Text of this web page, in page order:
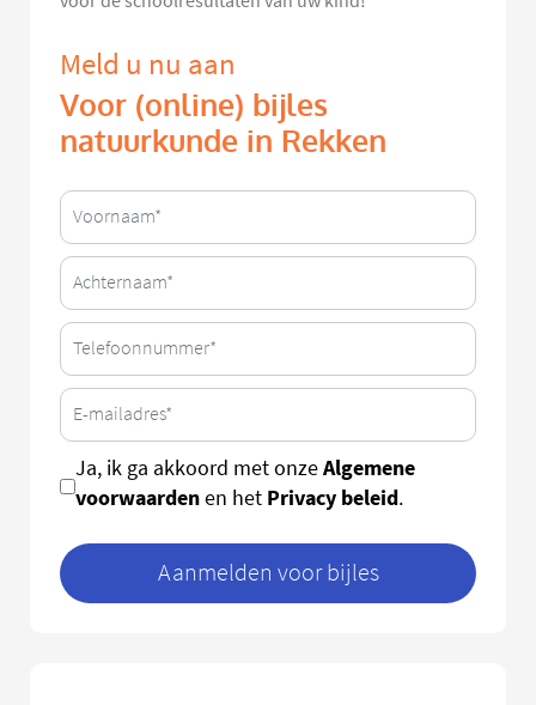
Meld u nu aan
Voor (online) bijles
natuurkunde in Rekken
Ja, ik ga akkoord met onzeAlgemene
voorwaardenen het Privacy beleid.
Aanmelden voor bijles